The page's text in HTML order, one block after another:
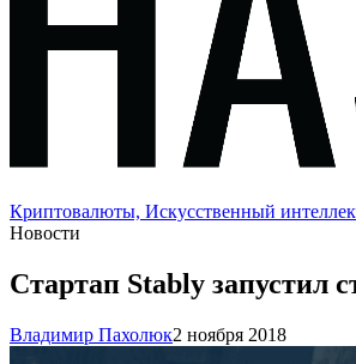
Криптовалюты, Искусственный
Новости
Стартап Stably запустил
Владимир Пахолюк2 ноября 2018